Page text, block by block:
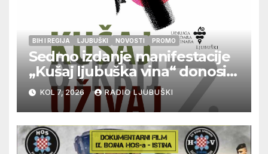
BIH I REGIJA LJUBUŠKI NOVOSTI PROMO
Sedmo izdanje manifestacije
„Kušaj ljubuška vina“ donosi
vrhunska vina, gastronomiju i
glazbu
KOL 7, 2026 RADIO LJUBUŠKI